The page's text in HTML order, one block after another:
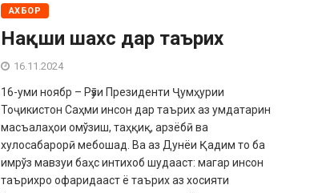
АХБОР
Нақши шахс дар таърих
16.11.2024
16-уми ноябр – Рӯзи Президенти Ҷумҳурии
Тоҷикистон Саҳми инсон дар таърих аз умдата­рин
масъалаҳои омўзиш, таҳқиқ, арзёбӣ ва
хулосабарорӣ мебошад. Ва аз Дунёи Қадим то ба
имрўз мавзуи баҳс интихоб шудааст: магар инсон
таърихро офари­дааст ё таърих аз хосияти